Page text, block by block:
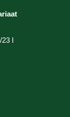
boîte 103
I